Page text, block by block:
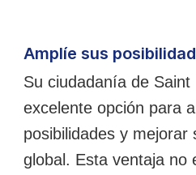
Amplíe sus
Su ciudadanía de
excelente opción para
posibilidades y mejorar
global. Esta ventaja no